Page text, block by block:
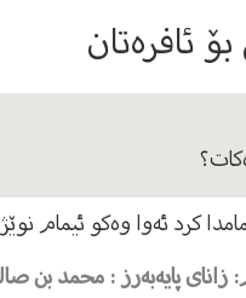
ئافرەتان
كرد ئەوا وەكو ئیمام
زاناى پایەبەرز : محمد بن